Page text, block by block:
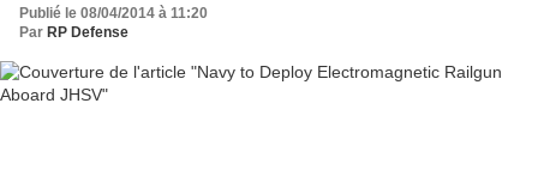
Publié le 08/04/2014 à 11:20
Par RP Defense